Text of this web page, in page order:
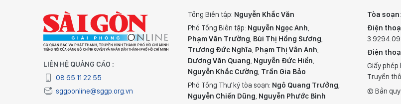
LIÊN HỆ QUẢNG CÁO :
08 65 11 22 55
sggponline@sggp.org.vn
Tổng Biên tập: Nguyễn Khắc Văn
Phó Tổng Biên tập: Nguyễn Ngọc Anh,
Phạm Văn Trường, Bùi Thị Hồng Sương,
Trương Đức Nghĩa, Phạm Thị Vân Anh,
Dương Văn Quang, Nguyễn Đức Hiển,
Nguyễn Khắc Cường, Trần Gia Bảo
Phó Tổng Thư ký tòa soạn: Ngô Quang Trưởng,
Nguyễn Chiến Dũng, Nguyễn Phước Bình
Tòa soạn
Điện
Điện
Giấy
Truyền
© Bản